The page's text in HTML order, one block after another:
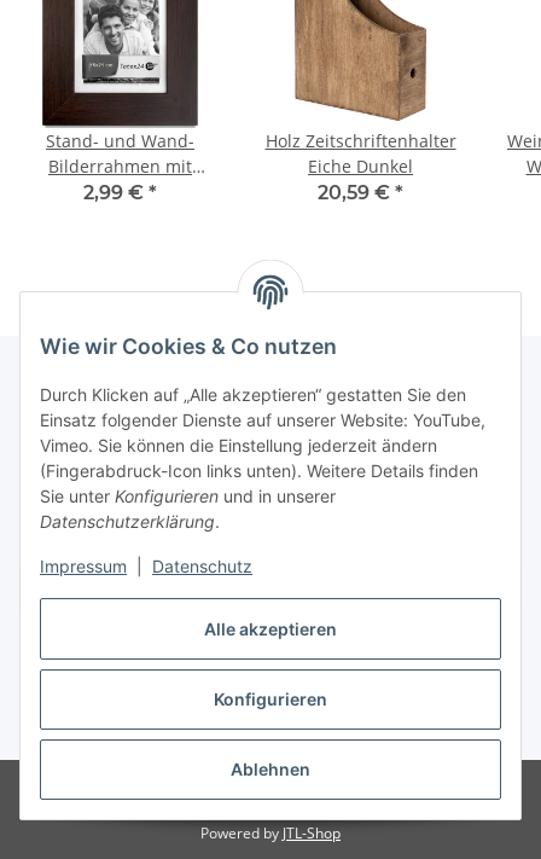
Alle akzeptieren
Konfigurieren
Ablehnen
Wie wir Cookies & Co nutzen
Durch Klicken auf „Alle akzeptieren“ gestatten Sie den
Einsatz folgender Dienste auf unserer Website: YouTube,
Vimeo. Sie können die Einstellung jederzeit ändern
(Fingerabdruck-Icon links unten). Weitere Details finden
Sie unter Konfigurieren und in unserer
Datenschutzerklärung.
Impressum Datenschutz
Stand- und Wand-
Bilderrahmen mit
Glasscheibe, 15 x 21 cm
2,99 € *
Holz Zeitschriftenhalter
Eiche Dunkel
20,59 € *
Informationen
Gesetzliche Informationen
* Alle Preise inkl. gesetzlicher USt., zzgl.Versand
Powered by JTL-Shop